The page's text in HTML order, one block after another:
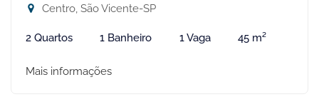
Centro, São Vicente-SP
2 Quartos 1 Banheiro 1 Vaga 45 m²
Mais informações